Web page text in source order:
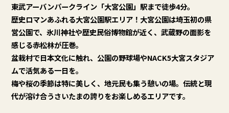
東武アーバンパークライン「大宮公園」駅まで徒歩4分。
歴史ロマンあふれる大宮公園駅エリア！大宮公園は埼玉初の県
営公園で、氷川神社や歴史民俗博物館が近く、武蔵野の面影を
感じる赤松林が圧巻。
盆栽村で日本文化に触れ、公園の野球場やNACK5大宮スタジア
ムで活気ある一日を。
梅や桜の季節は特に美しく、地元民も集う憩いの場。伝統と現
代が溶け合うさいたまの誇りをお楽しめるエリアです。